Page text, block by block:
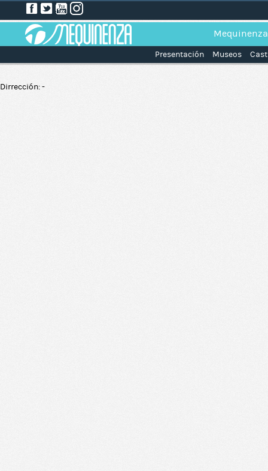
Mequinenza
Presentación Museos
Dirrección: -